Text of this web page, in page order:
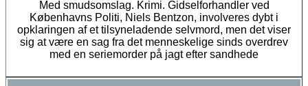
Med smudsomslag. Krimi. Gidselforhandler ved
Københavns Politi, Niels Bentzon, involveres dybt i
opklaringen af et tilsyneladende selvmord, men det viser
sig at være en sag fra det menneskelige sinds overdrev
med en seriemorder på jagt efter sandhede